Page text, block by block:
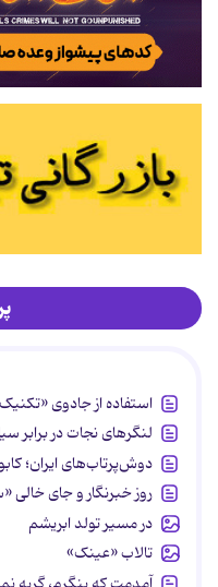
استفاده از جادوی
لنگرهای نجات در برابر
دوش‌پرتاب‌های ایران؛
روز خبرنگار و جای خالی
در مسیر تولد ابریشم
تالاب «عینک»